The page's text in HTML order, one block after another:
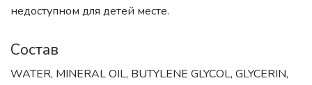
недоступном для детей месте.
Состав
WATER, MINERAL OIL, BUTYLENE GLYCOL, GLYCERIN,